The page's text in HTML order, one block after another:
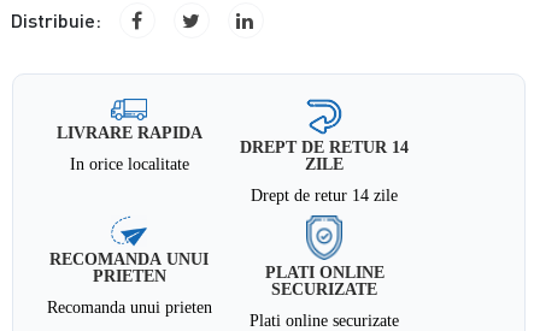
Distribuie:
LIVRARE RAPIDA
In orice localitate
DREPT DE RETUR 14
ZILE
Drept de retur 14 zile
RECOMANDA UNUI
PRIETEN
Recomanda unui prieten
PLATI ONLINE
SECURIZATE
Plati online securizate